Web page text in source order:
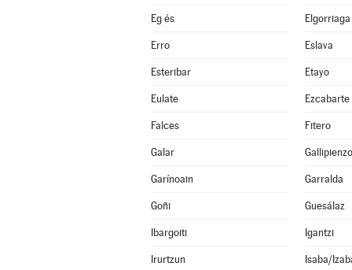
Eg és Elgorriaga
Erro Eslava
Esteribar Etayo
Eulate Ezcabarte
Falces Fitero
Galar Gallipienzo
Garínoain Garralda
Goñi Guesálaz
Ibargoiti Igantzi
Irurtzun Isaba/